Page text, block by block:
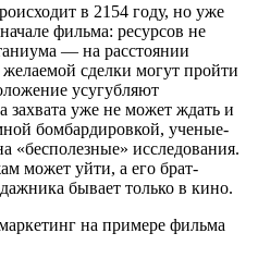
в 2154 году, но уже
фильма: ресурсов не
— на расстоянии
сделки могут пройти
усугубляют
захвата уже не может ждать и
бомбардировкой, ученые-
«бесполезные» исследования.
может уйти, а его брат-
бывает только в кино.